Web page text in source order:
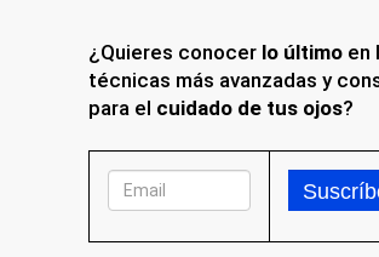
¿Quieres conocer lo último en
técnicas más avanzadas y
para el cuidado de tus ojos?